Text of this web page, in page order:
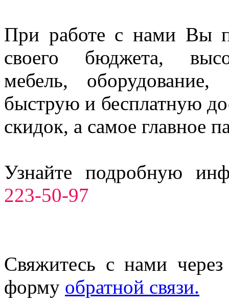
При работе с нами Вы
своего бюджета,
мебель,
быструю и бесплатную
скидок, а самое главное
Узнайте подробную
223-50-97
Свяжитесь с нами
форму обратной связи.